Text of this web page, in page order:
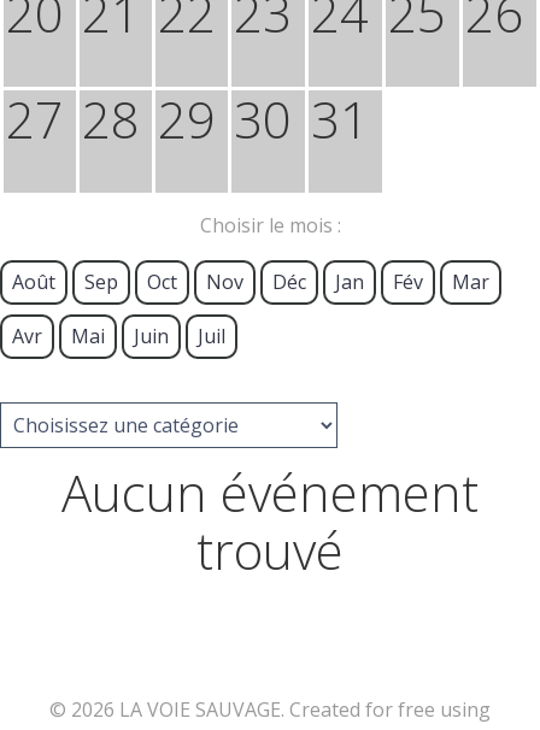
27 28 29 30 31
Choisir le mois :
Août Sep Oct Nov Déc Jan Fév Mar
Avr Mai Juin Juil
Aucun événement
trouvé
© 2026 LA VOIE SAUVAGE. Created for free using